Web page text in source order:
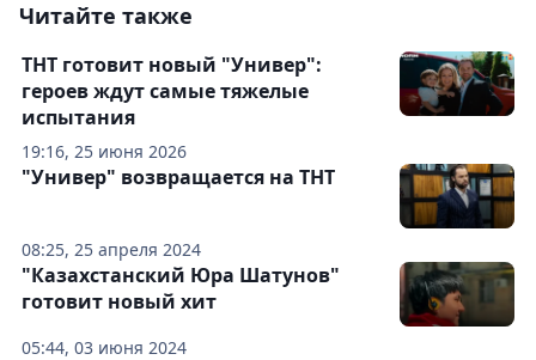
Читайте также
19:16, 25 июня 2026
ТНТ готовит новый "Универ":
героев ждут самые тяжелые
испытания
08:25, 25 апреля 2024
"Универ" возвращается на ТНТ
05:44, 03 июня 2024
"Казахстанский Юра Шатунов"
готовит новый хит